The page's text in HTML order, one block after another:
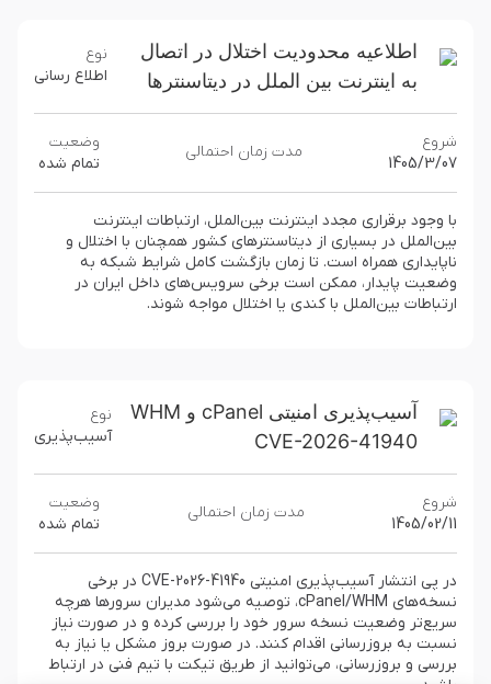
اطلاعیه محدودیت اختلال در اتصال
به اینترنت بین الملل در دیتاسنترها
نوع
اطلاع رسانی
شروع
1405/3/07
مدت زمان احتمالی
وضعیت
تمام شده
با وجود برقراری مجدد اینترنت بین‌الملل، ارتباطات اینترنت
بین‌الملل در بسیاری از دیتاسنترهای کشور همچنان با اختلال و
ناپایداری همراه است. تا زمان بازگشت کامل شرایط شبکه به
وضعیت پایدار، ممکن است برخی سرویس‌های داخل ایران در
ارتباطات بین‌الملل با کندی یا اختلال مواجه شوند.
آسیب‌پذیری امنیتی cPanel و WHM
CVE-2026-41940
نوع
آسیب‌پذیری
شروع
1405/02/11
مدت زمان احتمالی
وضعیت
تمام شده
در پی انتشار آسیب‌پذیری امنیتی CVE-2026-41940 در برخی
نسخه‌های cPanel/WHM، توصیه می‌شود مدیران سرورها هرچه
سریع‌تر وضعیت نسخه سرور خود را بررسی کرده و در صورت نیاز
نسبت به بروزرسانی اقدام کنند. در صورت بروز مشکل یا نیاز به
بررسی و بروزرسانی، می‌توانید از طریق تیکت با تیم فنی در ارتباط